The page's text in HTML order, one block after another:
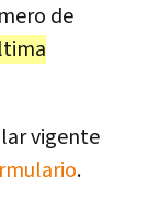
de
vigente
.